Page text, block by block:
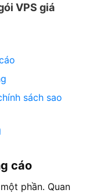
VPS giá
sách sao
cáo
phần. Quan